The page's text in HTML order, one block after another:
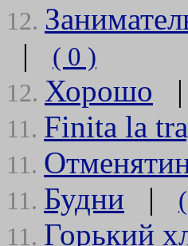
12.
|
( 0 )
12. Хорошо
11. Finita la
11.
11. Будни |
11. Горький